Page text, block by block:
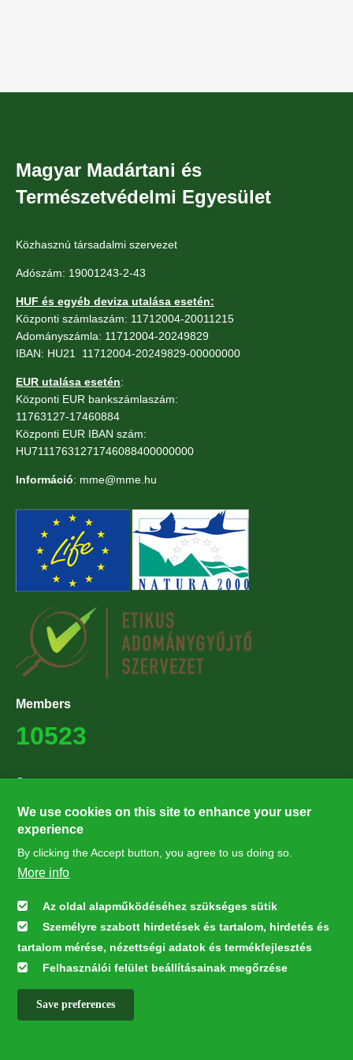
Magyar Madártani és
Természetvédelmi Egyesület
Közhasznú társadalmi szervezet
Adószám: 19001243-2-43
HUF és egyéb deviza utalása esetén:
Központi számlaszám: 11712004-20011215
Adományszámla: 11712004-20249829
IBAN: HU21 11712004-20249829-00000000
EUR utalása esetén:
Központi EUR bankszámlaszám:
11763127-17460884
Központi EUR IBAN szám:
HU71117631271746088400000000
Információ: mme@mme.hu
Members
10523
Supporters
27224
Hírlevél feliratkozás
Feliratkozás
We use cookies on this site to enhance your user
experience
By clicking the Accept button, you agree to us doing so.
More info
Az oldal alapműködéséhez szükséges sütik
Személyre szabott hirdetések és tartalom, hirdetés és
tartalom mérése, nézettségi adatok és termékfejlesztés
Felhasználói felület beállításainak megőrzése
Save preferences